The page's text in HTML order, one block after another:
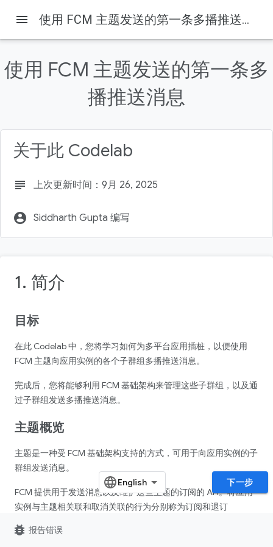
Firebase Firebase Codelabs
1. 简介
构建内容
menu 使用 FCM 主题发送的第一条多播推送消息
使用 FCM 主题发送的第一条多
播推送消息
关于此 Codelab
subject 上次更新时间：9月 26, 2025
account_circle Siddharth Gupta 编写
1. 简介
目标
在此 Codelab 中，您将学习如何为多平台应用插桩，以便使用
FCM 主题向应用实例的各个子群组多播推送消息。
完成后，您将能够利用 FCM 基础架构来管理这些子群组，以及通
过子群组发送多播推送消息。
主题概览
主题是一种受 FCM 基础架构支持的方式，可用于向应用实例的子
群组发送消息。
FCM 提供用于发送消息以及维护这些主题的订阅的 API。将应用
实例与主题相关联和取消关联的行为分别称为订阅和退订
主题应用于公开提供的内容。例如，有关天气更新的消息。如果
下一步
bug_report 报告错误